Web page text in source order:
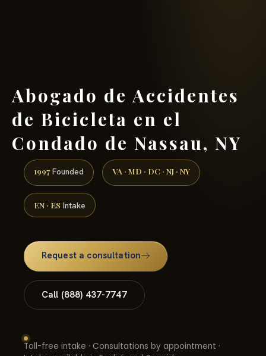
Abogado de Accidentes
de Bicicleta en el
Condado de Nassau, NY
1997 Founded VA · MD · DC · NJ · NY
EN · ES Intake
Request a consultation
Call (888) 437-7747
Toll-free intake · Consultations by appointment ·